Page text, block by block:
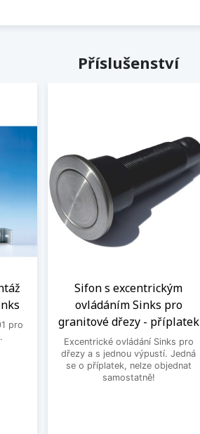
Příslušenství
pro
Sifon s excentrickým
ovládáním Sinks pro
granitové dřezy - příplatek
Excentrické ovládání Sinks pro
dřezy a s jednou výpustí. Jedná
se o příplatek, nelze objednat
samostatně!